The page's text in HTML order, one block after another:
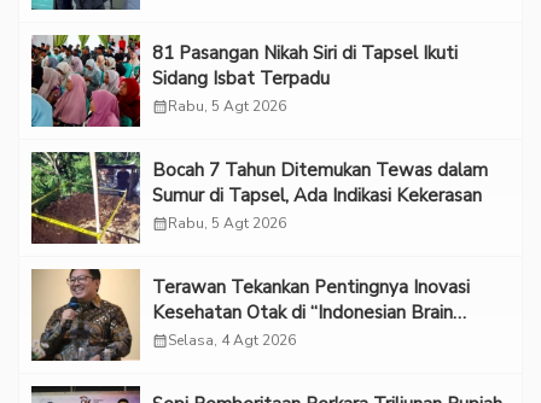
81 Pasangan Nikah Siri di Tapsel Ikuti
Sidang Isbat Terpadu
calendar_monthRabu, 5 Agt 2026
Bocah 7 Tahun Ditemukan Tewas dalam
Sumur di Tapsel, Ada Indikasi Kekerasan
calendar_monthRabu, 5 Agt 2026
Terawan Tekankan Pentingnya Inovasi
Kesehatan Otak di “Indonesian Brain
Forum 2026 UPN Veteran Jakarta”
calendar_monthSelasa, 4 Agt 2026